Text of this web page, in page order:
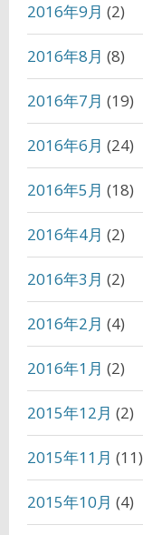
2016年9月 (2)
2016年8月 (8)
2016年7月 (19)
2016年6月 (24)
2016年5月 (18)
2016年4月 (2)
2016年3月 (2)
2016年2月 (4)
2016年1月 (2)
2015年12月 (2)
2015年11月 (11)
2015年10月 (4)